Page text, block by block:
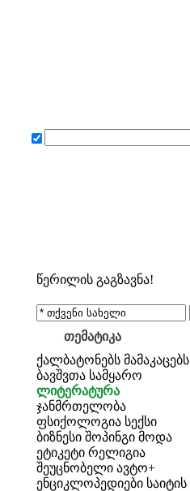
წერილის გაგზავნა!
თემატიკა
ქალბატონებს მამაკაცებს
ბავშვთა სამყარო
ლიტერატურა
ჯანმრთელობა
ფსიქოლოგია სექსი
ბიზნესი შოპინგი მოდა
ეტიკეტი რელიგია
შეუცნობელი ავტო+
ენციკლოპედიები საიტის